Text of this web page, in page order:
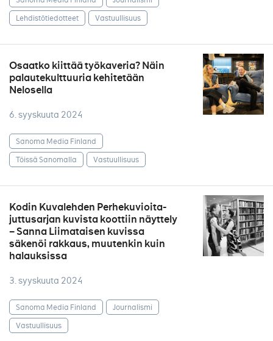
Lehdistötiedotteet
Vastuullisuus
Osaatko kiittää työkaveria? Näin
palautekulttuuria kehitetään
Nelosella
6. syyskuuta 2024
Sanoma Media Finland
Töissä Sanomalla
Vastuullisuus
Kodin Kuvalehden Perhekuvioita-
juttusarjan kuvista koottiin näyttely
– Sanna Liimataisen kuvissa
säkenöi rakkaus, muutenkin kuin
halauksissa
3. syyskuuta 2024
Sanoma Media Finland
Journalismi
Vastuullisuus